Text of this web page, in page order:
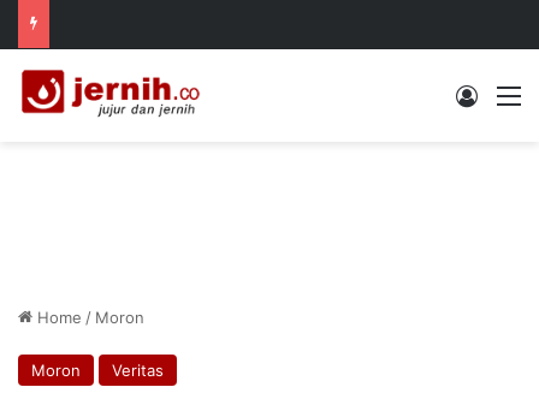
Log In
Home / Moron
Moron Veritas